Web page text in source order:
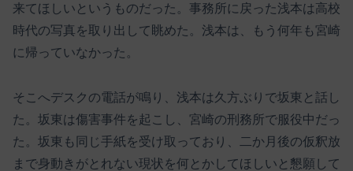
来てほしいというものだった。事務所に戻った浅本は高校
時代の写真を取り出して眺めた。浅本は、もう何年も宮崎
に帰っていなかった。
そこへデスクの電話が鳴り、浅本は久方ぶりで坂東と話し
た。坂東は傷害事件を起こし、宮崎の刑務所で服役中だっ
た。坂東も同じ手紙を受け取っており、二か月後の仮釈放
まで身動きがとれない現状を何とかしてほしいと懇願して